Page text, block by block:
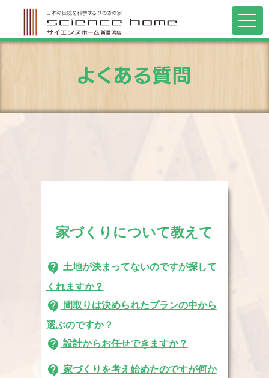
よくある質問
家づくりについて教えて
contact_support 土地が決まってないのですが探して
くれますか？
contact_support 間取りは決められたプランの中から
選ぶのですか？
contact_support 設計からお任せできますか？
contact_support 家づくりを考え始めたのですが何か